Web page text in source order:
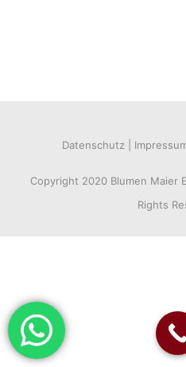
Datenschutz
Copyright 2020 Blumen Maier
Rights